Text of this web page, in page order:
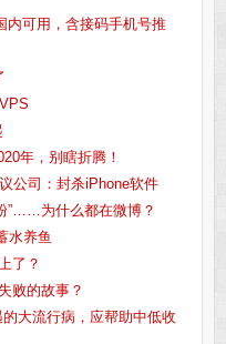
内可用，含接码手机号推
年，别瞎折腾！
公司：封杀iPhone软件
”……为什么都在微博？
水养鱼
了？
败的故事？
大流行病，应帮助中低收